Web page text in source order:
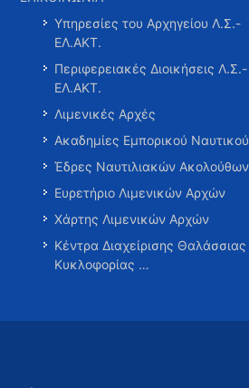
Υπηρεσίες του Αρχηγείου Λ.Σ.-
ΕΛ.ΑΚΤ.
Περιφερειακές Διοικήσεις Λ.Σ.-
ΕΛ.ΑΚΤ.
Λιμενικές Αρχές
Ακαδημίες Εμπορικού Ναυτικού
Έδρες Ναυτιλιακών Ακολούθων
Ευρετήριο Λιμενικών Αρχών
Χάρτης Λιμενικών Αρχών
Κέντρα Διαχείρισης Θαλάσσιας
Κυκλοφορίας …